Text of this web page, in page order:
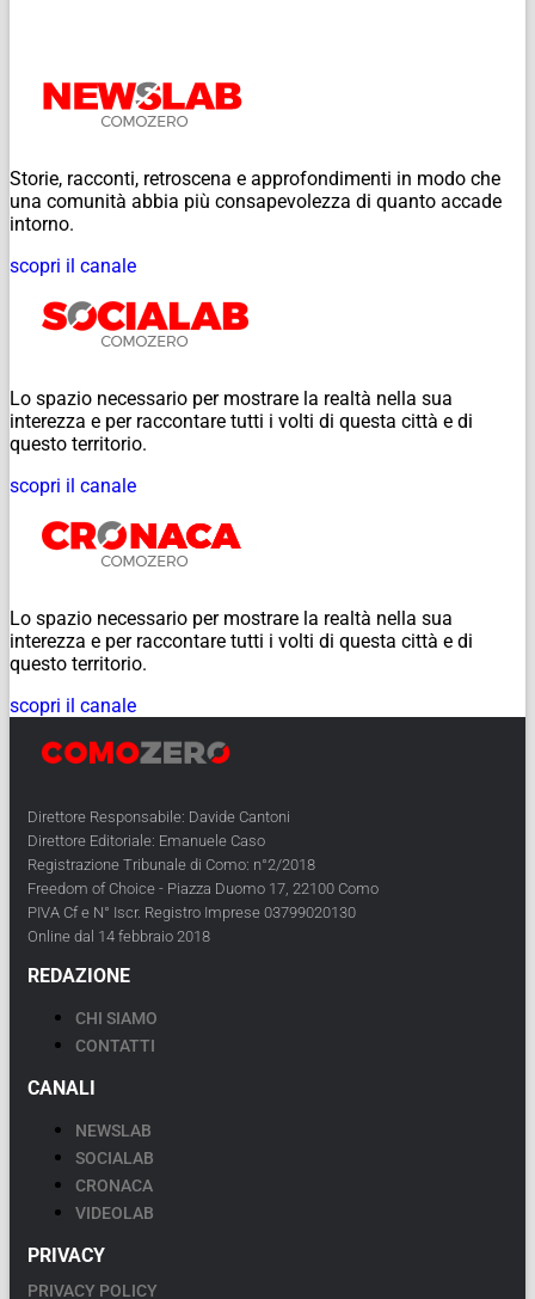
Storie, racconti, retroscena e approfondimenti in modo che
una comunità abbia più consapevolezza di quanto accade
intorno.
scopri il canale
Lo spazio necessario per mostrare la realtà nella sua
interezza e per raccontare tutti i volti di questa città e di
questo territorio.
scopri il canale
Lo spazio necessario per mostrare la realtà nella sua
interezza e per raccontare tutti i volti di questa città e di
questo territorio.
scopri il canale
Direttore Responsabile: Davide Cantoni
Direttore Editoriale: Emanuele Caso
Registrazione Tribunale di Como: n°2/2018
Freedom of Choice - Piazza Duomo 17, 22100 Como
PIVA Cf e N° Iscr. Registro Imprese 03799020130
Online dal 14 febbraio 2018
REDAZIONE
CHI SIAMO
CONTATTI
CANALI
NEWSLAB
SOCIALAB
CRONACA
VIDEOLAB
PRIVACY
PRIVACY POLICY